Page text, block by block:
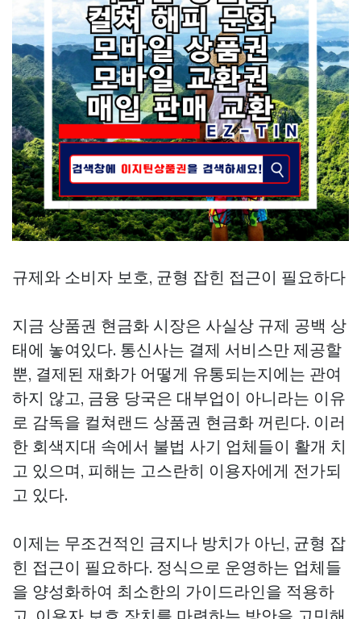
규제와 소비자 보호, 균형 잡힌 접근이 필요하다
지금 상품권 현금화 시장은 사실상 규제 공백 상
태에 놓여있다. 통신사는 결제 서비스만 제공할
뿐, 결제된 재화가 어떻게 유통되는지에는 관여
하지 않고, 금융 당국은 대부업이 아니라는 이유
로 감독을 컬쳐랜드 상품권 현금화 꺼린다. 이러
한 회색지대 속에서 불법 사기 업체들이 활개 치
고 있으며, 피해는 고스란히 이용자에게 전가되
고 있다.
이제는 무조건적인 금지나 방치가 아닌, 균형 잡
힌 접근이 필요하다. 정식으로 운영하는 업체들
을 양성화하여 최소한의 가이드라인을 적용하